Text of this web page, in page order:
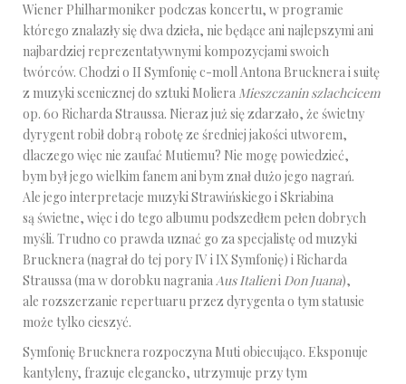
Wiener Philharmoniker podczas koncertu, w programie
którego znalazły się dwa dzieła, nie będące ani najlepszymi ani
najbardziej reprezentatywnymi kompozycjami swoich
twórców. Chodzi o II Symfonię c-moll Antona Brucknera i suitę
z muzyki scenicznej do sztuki Moliera Mieszczanin szlachcicem
op. 60 Richarda Straussa. Nieraz już się zdarzało, że świetny
dyrygent robił dobrą robotę ze średniej jakości utworem,
dlaczego więc nie zaufać Mutiemu? Nie mogę powiedzieć,
bym był jego wielkim fanem ani bym znał dużo jego nagrań.
Ale jego interpretacje muzyki Strawińskiego i Skriabina
są świetne, więc i do tego albumu podszedłem pełen dobrych
myśli. Trudno co prawda uznać go za specjalistę od muzyki
Brucknera (nagrał do tej pory IV i IX Symfonię) i Richarda
Straussa (ma w dorobku nagraniaAus Italieni Don Juana),
ale rozszerzanie repertuaru przez dyrygenta o tym statusie
może tylko cieszyć.
Symfonię Brucknera rozpoczyna Muti obiecująco. Eksponuje
kantyleny, frazuje elegancko, utrzymuje przy tym